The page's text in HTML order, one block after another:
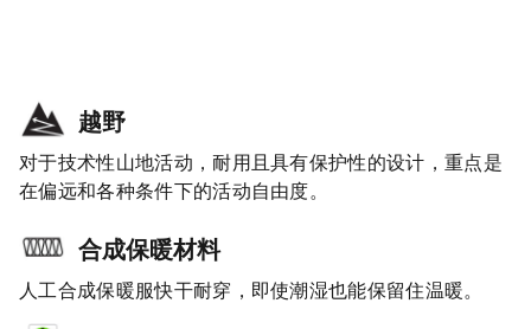
越野
对于技术性山地活动，耐用且具有保护性的设计，重点是
在偏远和各种条件下的活动自由度。
合成保暖材料
人工合成保暖服快干耐穿，即使潮湿也能保留住温暖。